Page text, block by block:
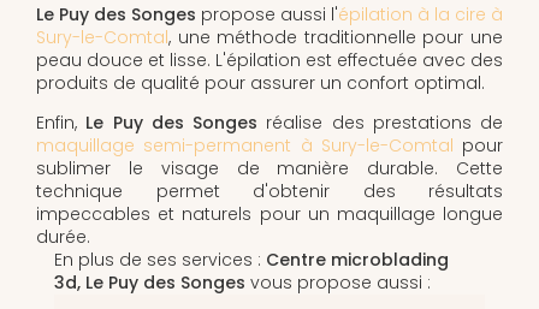
Le Puy des Songes propose aussi l'épilation à la cire à
Sury-le-Comtal, une méthode traditionnelle pour une
peau douce et lisse. L'épilation est effectuée avec des
produits de qualité pour assurer un confort optimal.
Enfin, Le Puy des Songes réalise des prestations de
maquillage semi-permanent à Sury-le-Comtal pour
sublimer le visage de manière durable. Cette
technique permet d'obtenir des résultats
impeccables et naturels pour un maquillage longue
durée.
En plus de ses services : Centre microblading
3d, Le Puy des Songes vous propose aussi :